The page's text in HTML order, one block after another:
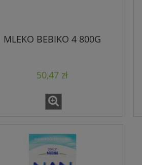
MLEKO BEBIKO 4 800G
50,47 zł